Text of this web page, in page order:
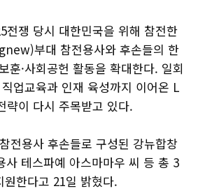
전쟁 당시 대한민국을 위해 참전한
부대 참전용사와 후손들의 한
훈·사회공헌 활동을 확대한다. 일회
업교육과 인재 육성까지 이어온 L
략이 다시 주목받고 있다.
전용사 후손들로 구성된 강뉴합창
사 테스파예 아스마마우 씨 등 총 3
한다고 21일 밝혔다.